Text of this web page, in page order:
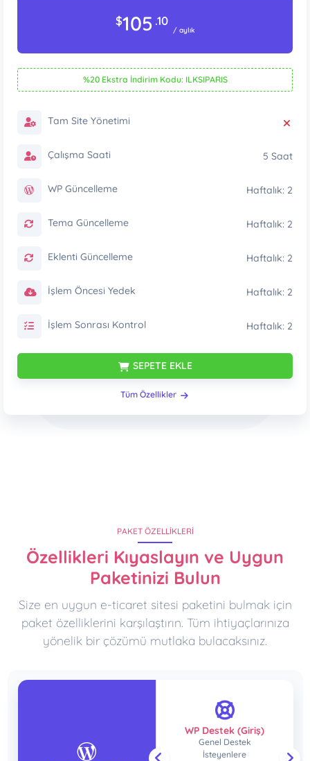
$105 .10
/ aylık
%20 Ekstra İndirim Kodu: ILKSIPARIS
Tam Site Yönetimi
Çalışma Saati 5 Saat
WP Güncelleme Haftalık: 2
Tema Güncelleme Haftalık: 2
Eklenti Güncelleme Haftalık: 2
İşlem Öncesi Yedek Haftalık: 2
İşlem Sonrası Kontrol Haftalık: 2
SEPETE EKLE
Tüm Özellikler
PAKET ÖZELLIKLERI
Özellikleri Kıyaslayın ve Uygun
Paketinizi Bulun
Size en uygun e-ticaret sitesi paketini bulmak için
paket özelliklerini karşılaştırın. Tüm ihtiyaçlarınıza
yönelik bir çözümü mutlaka bulacaksınız.
WP Destek (Giriş)
Genel Destek
İsteyenlere